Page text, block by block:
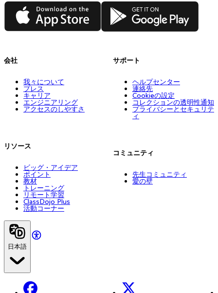
App Store Google Play
会社
我々について
プレス
キャリア
エンジニアリング
アクセスのしやすさ
リソース
ビッグ・アイデア
ポイント
教材
トレーニング
リモート学習
ClassDojo Plus
活動コーナー
サポート
ヘルプセンター
連絡先
Cookieの設定
コレクションの透明性通知
プライバシーとセキュリテ
ィ
コミュニティ
先生コミュニティ
愛の壁
日本語
Facebook X